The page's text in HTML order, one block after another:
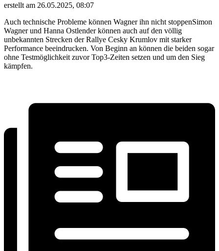
erstellt am 26.05.2025, 08:07
Auch technische Probleme können Wagner ihn nicht stoppenSimon
Wagner und Hanna Ostlender können auch auf den völlig
unbekannten Strecken der Rallye Cesky Krumlov mit starker
Performance beeindrucken. Von Beginn an können die beiden sogar
ohne Testmöglichkeit zuvor Top3-Zeiten setzen und um den Sieg
kämpfen.